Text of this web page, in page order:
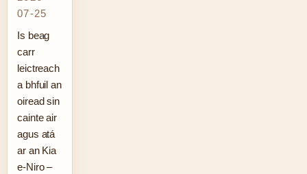
07-25
Is beag
carr
leictreach
a bhfuil an
oiread sin
cainte air
agus atá
ar an Kia
e-Niro –